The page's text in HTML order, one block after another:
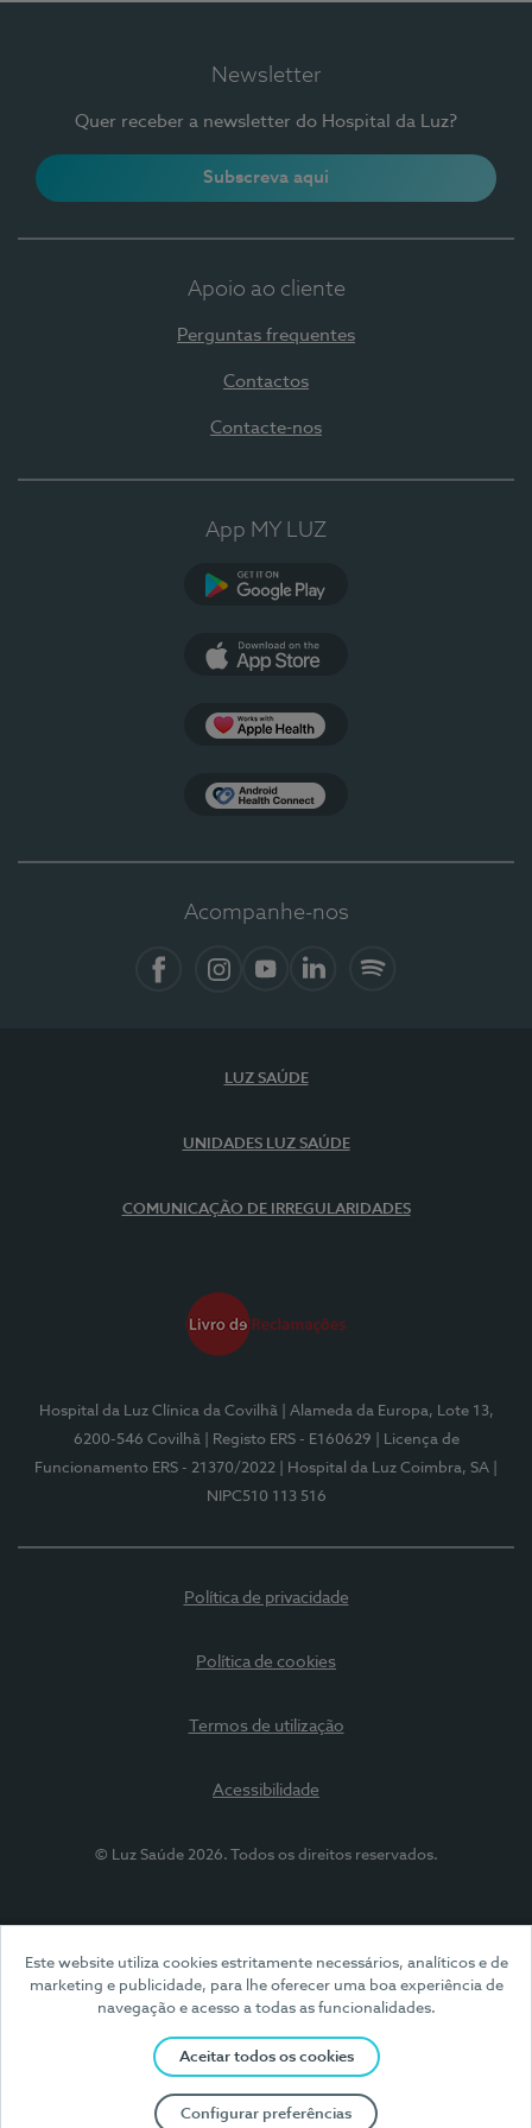
Este website utiliza cookies estritamente necessários, analíticos e de
marketing e publicidade, para lhe oferecer uma boa experiência de
navegação e acesso a todas as funcionalidades.
Aceitar todos os cookies
Configurar preferências
Newsletter
Quer receber a newsletter do Hospital da Luz?
Subscreva aqui
Apoio ao cliente
Perguntas frequentes
Contactos
Contacte-nos
App MY LUZ
Acompanhe-nos
LUZ SAÚDE
UNIDADES LUZ SAÚDE
COMUNICAÇÃO DE IRREGULARIDADES
Hospital da Luz Clínica da Covilhã
| Alameda da Europa, Lote 13,
6200-546 Covilhã
| Registo ERS - E160629
| Licença de
Funcionamento ERS - 21370/2022
| Hospital da Luz Coimbra, SA
NIPC510 113 516
Política de privacidade
Política de cookies
Termos de utilização
Acessibilidade
© Luz Saúde 2026. Todos os direitos reservados.